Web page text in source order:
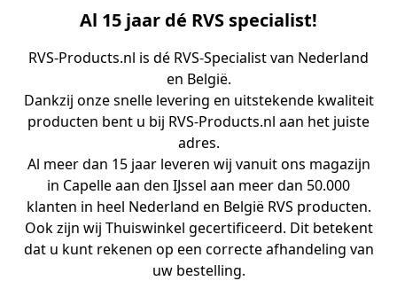
Al 15 jaar dé RVS specialist!
RVS-Products.nl is dé RVS-Specialist van Nederland
en België.
Dankzij onze snelle levering en uitstekende kwaliteit
producten bent u bij RVS-Products.nl aan het juiste
adres.
Al meer dan 15 jaar leveren wij vanuit ons magazijn
in Capelle aan den IJssel aan meer dan 50.000
klanten in heel Nederland en België RVS producten.
Ook zijn wij Thuiswinkel gecertificeerd. Dit betekent
dat u kunt rekenen op een correcte afhandeling van
uw bestelling.